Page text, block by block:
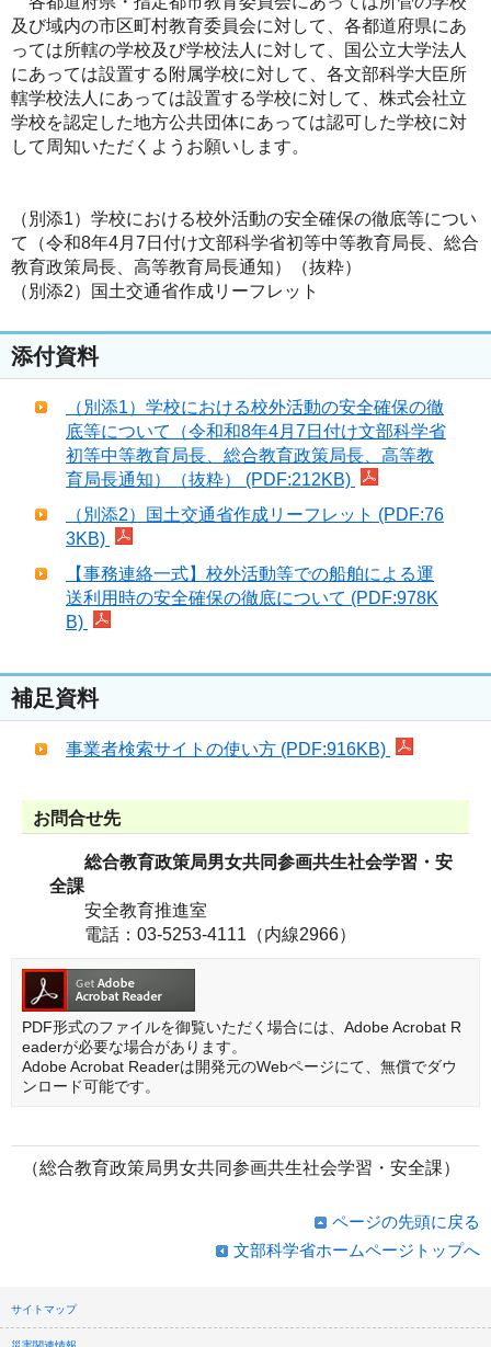
及び域内の市区町村教育委員会に対して、各都道府県にあ
っては所轄の学校及び学校法人に対して、国公立大学法人
にあっては設置する附属学校に対して、各文部科学大臣所
轄学校法人にあっては設置する学校に対して、株式会社立
学校を認定した地方公共団体にあっては認可した学校に対
して周知いただくようお願いします。
（別添1）学校における校外活動の安全確保の徹底等につい
て（令和8年4月7日付け文部科学省初等中等教育局長、総合
教育政策局長、高等教育局長通知）（抜粋）
（別添2）国土交通省作成リーフレット
添付資料
（別添1）学校における校外活動の安全確保の徹
底等について（令和和8年4月7日付け文部科学省
初等中等教育局長、総合教育政策局長、高等教
育局長通知）（抜粋） (PDF:212KB)
（別添2）国土交通省作成リーフレット (PDF:76
3KB)
【事務連絡一式】校外活動等での船舶による運
送利用時の安全確保の徹底について (PDF:978K
B)
補足資料
事業者検索サイトの使い方 (PDF:916KB)
お問合せ先
総合教育政策局男女共同参画共生社会学習・安
全課
安全教育推進室
電話：03-5253-4111（内線2966）
PDF形式のファイルを御覧いただく場合には、Adobe Acrobat R
eaderが必要な場合があります。
Adobe Acrobat Readerは開発元のWebページにて、無償でダウ
ンロード可能です。
（総合教育政策局男女共同参画共生社会学習・安全課）
ページの先頭に戻る
文部科学省ホームページトップへ
サイトマップ